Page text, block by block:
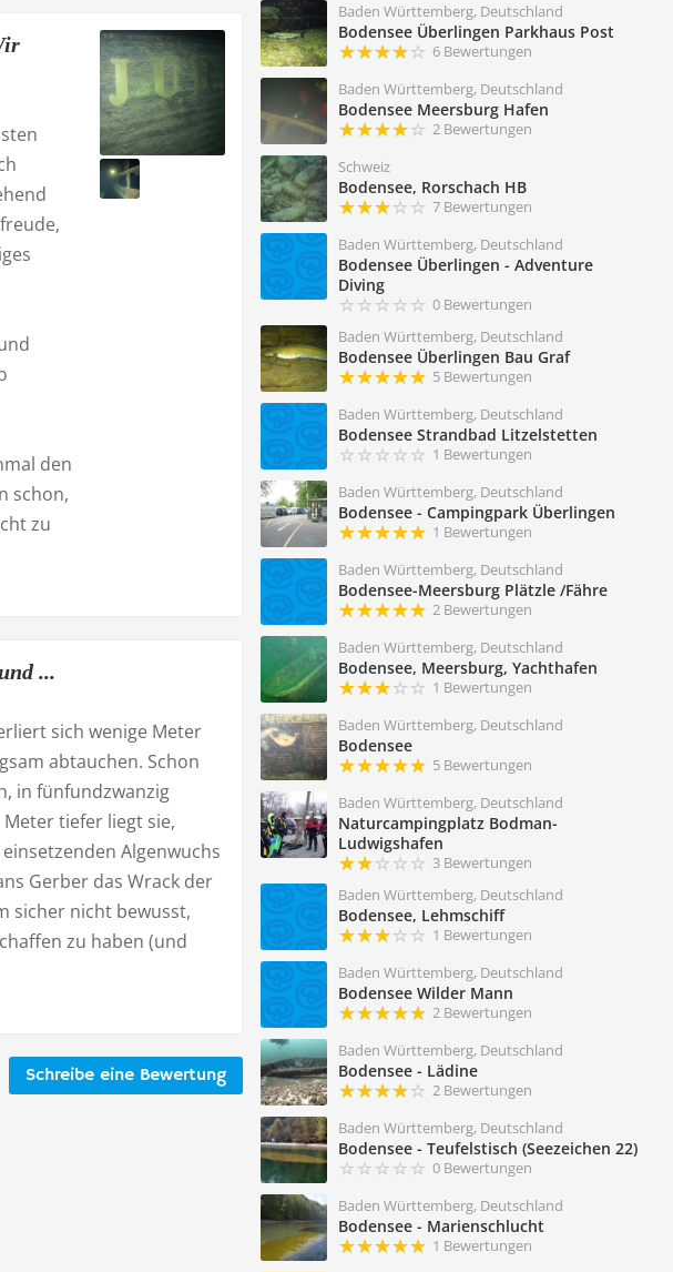
Baden Württemberg, Deutschland
Bodensee Überlingen Parkhaus Post
6 Bewertungen
Baden Württemberg, Deutschland
Bodensee Meersburg Hafen
2 Bewertungen
Schweiz
Bodensee, Rorschach HB
7 Bewertungen
Baden Württemberg, Deutschland
Bodensee Überlingen - Adventure
Diving
0 Bewertungen
Baden Württemberg, Deutschland
Bodensee Überlingen Bau Graf
5 Bewertungen
Baden Württemberg, Deutschland
Bodensee Strandbad Litzelstetten
1 Bewertungen
Baden Württemberg, Deutschland
Bodensee - Campingpark Überlingen
1 Bewertungen
Baden Württemberg, Deutschland
Bodensee-Meersburg Plätzle /Fähre
2 Bewertungen
Baden Württemberg, Deutschland
Bodensee, Meersburg, Yachthafen
1 Bewertungen
Baden Württemberg, Deutschland
Bodensee
5 Bewertungen
Baden Württemberg, Deutschland
Naturcampingplatz Bodman-
Ludwigshafen
3 Bewertungen
Baden Württemberg, Deutschland
Bodensee, Lehmschiff
1 Bewertungen
Baden Württemberg, Deutschland
Bodensee Wilder Mann
2 Bewertungen
Baden Württemberg, Deutschland
Bodensee - Lädine
2 Bewertungen
Baden Württemberg, Deutschland
Bodensee - Teufelstisch (Seezeichen 22)
0 Bewertungen
Baden Württemberg, Deutschland
Bodensee - Marienschlucht
1 Bewertungen
den
schon,
zu
...
sich wenige Meter
abtauchen. Schon
in fünfundzwanzig
tiefer liegt sie,
Algenwuchs
Gerber das Wrack der
sicher nicht bewusst,
zu haben (und
Schreibe eine Bewertung